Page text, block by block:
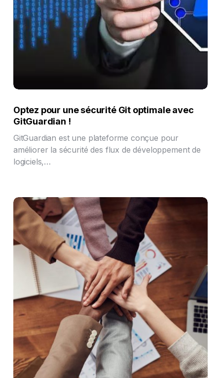
Optez pour une sécurité Git optimale avec
GitGuardian !
GitGuardian est une plateforme conçue pour
améliorer la sécurité des flux de développement de
logiciels,…